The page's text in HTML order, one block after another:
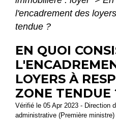
l'encadrement des
tendue ?
EN QUOI
LOYERS À
ZONE TENDUE
Vérifié le 05 Apr 2023 - Direction
administrative (Première ministre)